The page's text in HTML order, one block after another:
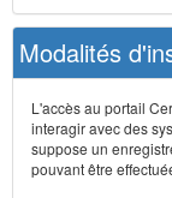
Modalités
L'accès au portail
interagir avec des
suppose un
pouvant être